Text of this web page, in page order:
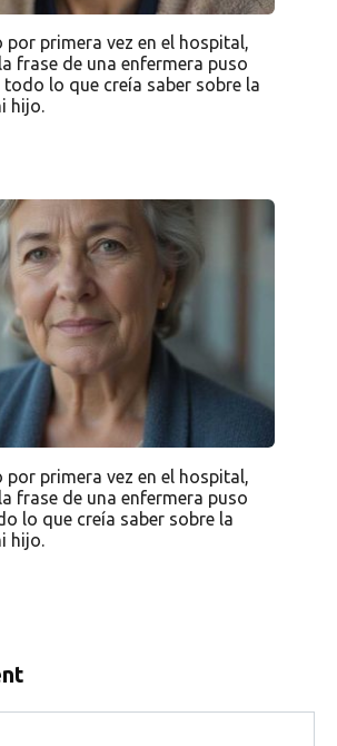
por primera vez en el hospital,
frase de una enfermera puso
lo que creía saber sobre la
hijo.
primera vez en el hospital,
frase de una enfermera puso
lo que creía saber sobre la
hijo.